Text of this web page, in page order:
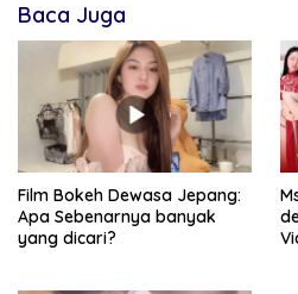
Baca Juga
Film Bokeh Dewasa Jepang:
Apa Sebenarnya banyak
yang dicari?